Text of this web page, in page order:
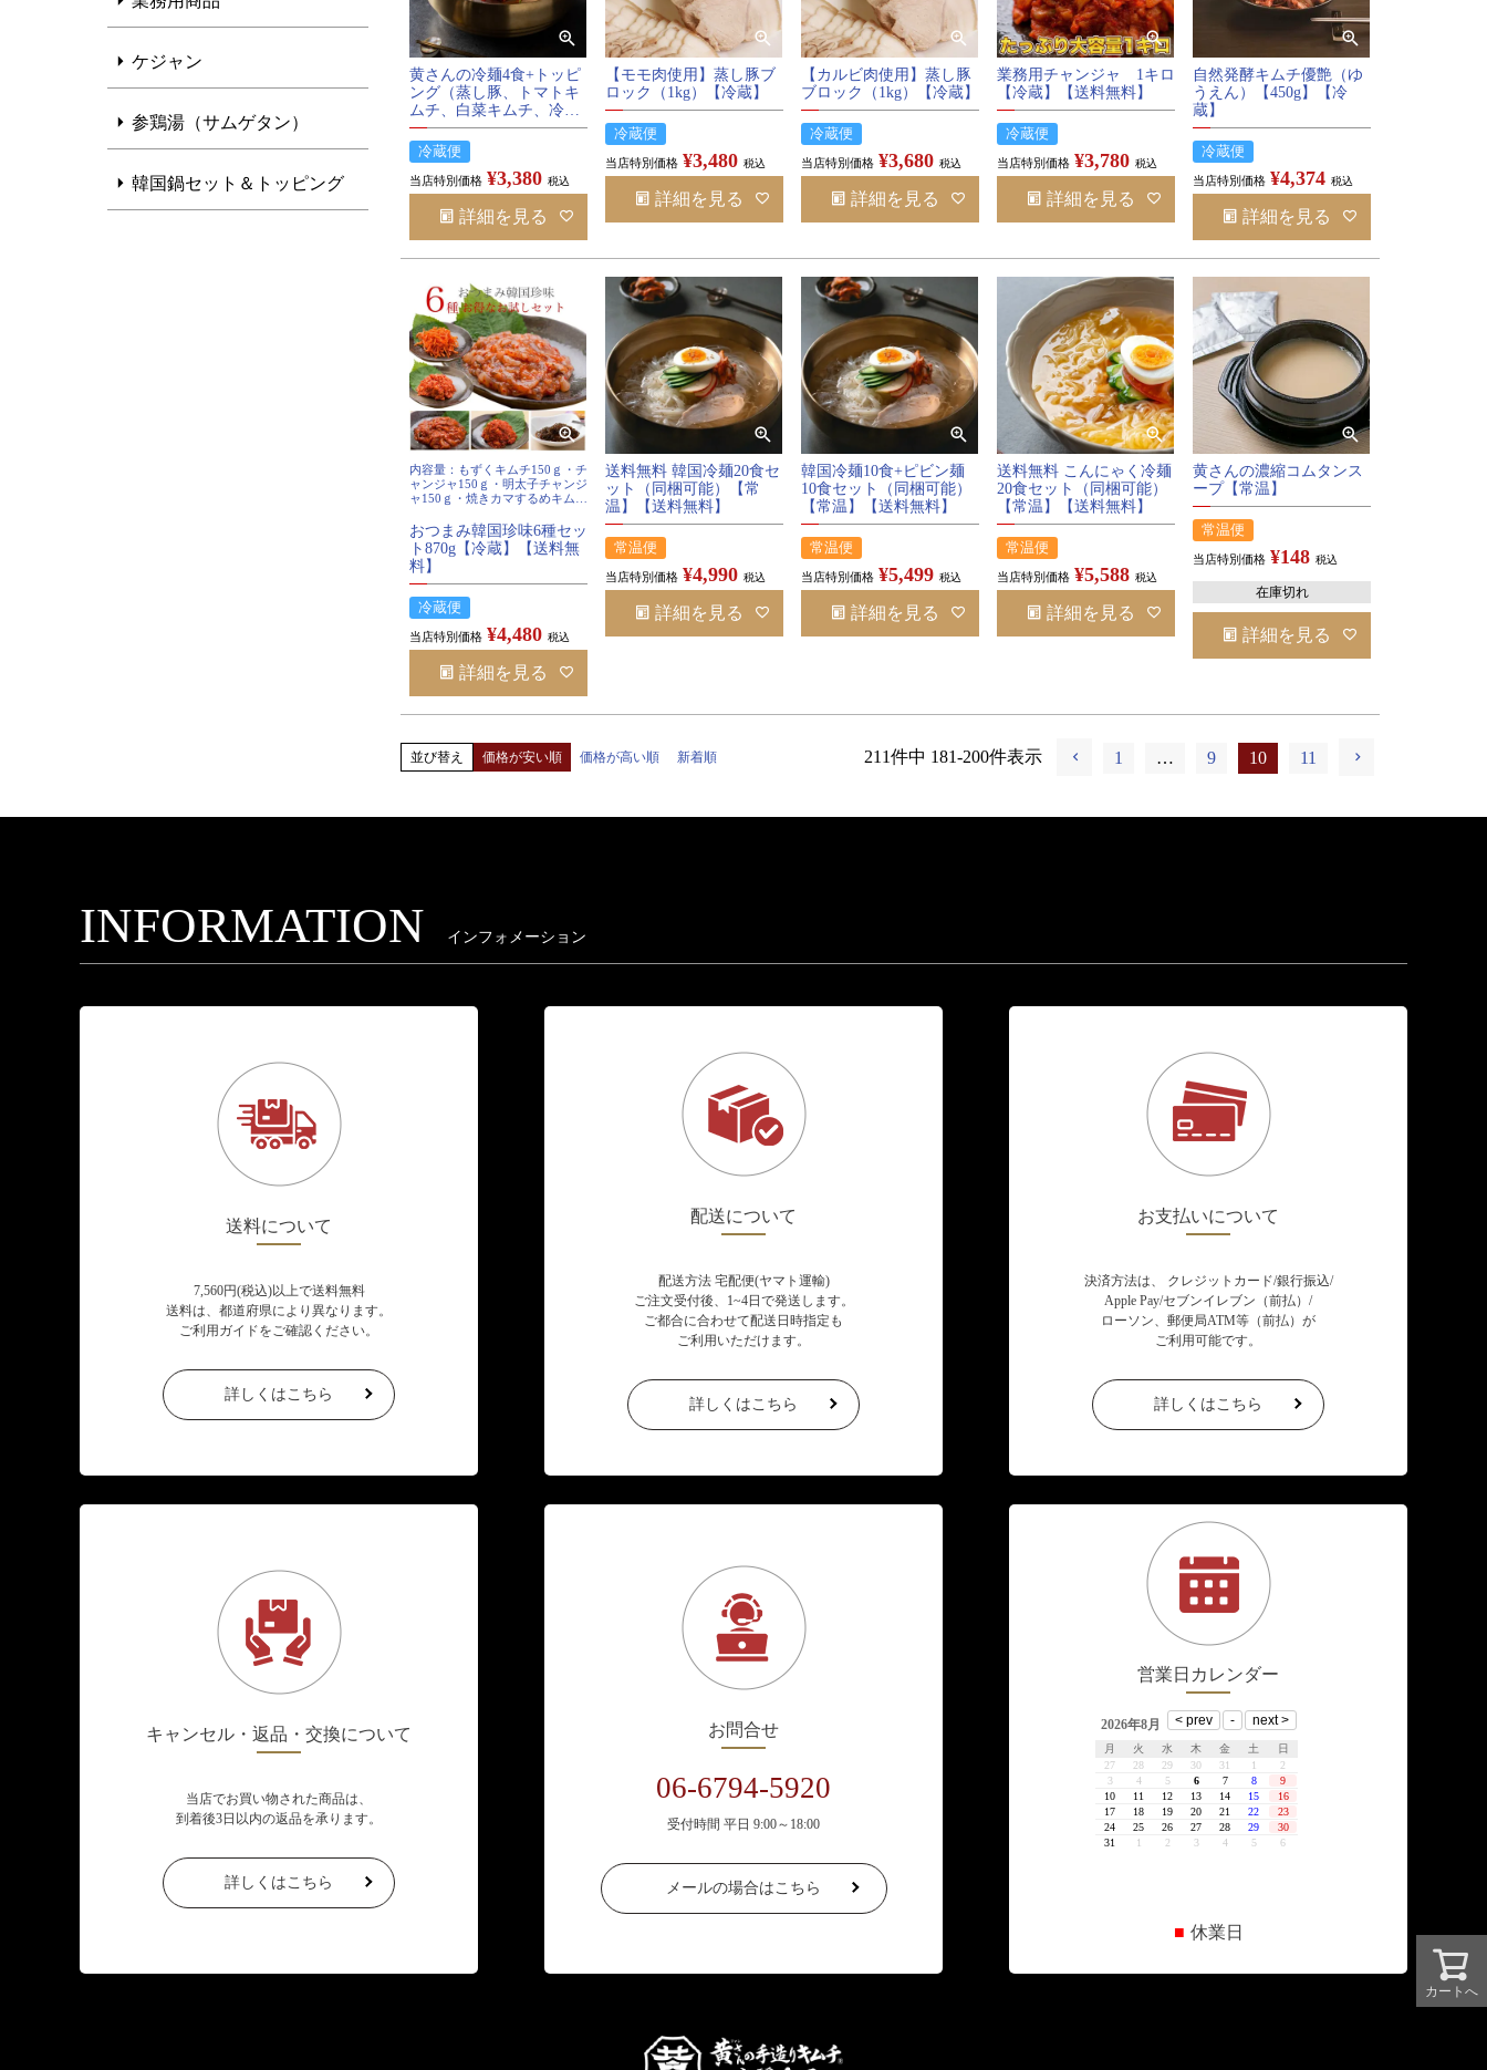
ケジャン
参鶏湯（サムゲタン）
韓国鍋セット＆トッピング
黄さんの冷麺4食+トッピ
ング（蒸し豚、トマトキ
ムチ、白菜キムチ、冷麺
専用キムチ）（同梱可
能）【冷蔵】【送料無
料】
冷蔵便
当店特別価格 ¥3,380 税込
詳細を見る
【モモ肉使用】蒸し豚ブ
ロック（1kg）【冷蔵】
冷蔵便
当店特別価格 ¥3,480 税込
詳細を見る
【カルビ肉使用】蒸し豚
ブロック（1kg）【冷蔵】
冷蔵便
当店特別価格 ¥3,680 税込
詳細を見る
業務用チャンジャ 1キロ
【冷蔵】【送料無料】
冷蔵便
当店特別価格 ¥3,780 税込
詳細を見る
自然発酵キムチ優艶（ゆ
うえん）【450g】【冷
蔵】
冷蔵便
当店特別価格 ¥4,374 税込
詳細を見る
内容量：もずくキムチ150ｇ・チ
ャンジャ150ｇ・明太子チャンジ
ャ150ｇ・焼きカマするめキムチ
辛子入りイカの塩辛150g
おつまみ韓国珍味6種セッ
ト870g【冷蔵】【送料無
料】
冷蔵便
当店特別価格 ¥4,480 税込
詳細を見る
送料無料 韓国冷麺20食セ
ット（同梱可能）【常
温】【送料無料】
常温便
当店特別価格 ¥4,990 税込
詳細を見る
韓国冷麺10食+ピビン麺
10食セット（同梱可能）
【常温】【送料無料】
常温便
当店特別価格 ¥5,499 税込
詳細を見る
送料無料 こんにゃく冷麺
20食セット（同梱可能）
【常温】【送料無料】
常温便
当店特別価格 ¥5,588 税込
詳細を見る
黄さんの濃縮コムタンス
ープ【常温】
常温便
当店特別価格 ¥148 税込
在庫切れ
詳細を見る
並び替え 価格が安い順 価格が高い順 新着順 211件中 181-200件表示 1 … 9 10 11
カートへ
INFORMATION インフォメーション
送料について
7,560円(税込)以上で送料無料
送料は、都道府県により異なります。
ご利用ガイドをご確認ください。
詳しくはこちら
配送について
配送方法 宅配便(ヤマト運輸)
ご注文受付後、1~4日で発送します。
ご都合に合わせて配送日時指定も
ご利用いただけます。
詳しくはこちら
お支払いについて
決済方法は、 クレジットカード/銀行振込/
Apple Pay/セブンイレブン（前払）/
ローソン、郵便局ATM等（前払）が
ご利用可能です。
詳しくはこちら
キャンセル・返品・交換について
当店でお買い物された商品は、
到着後3日以内の返品を承ります。
詳しくはこちら
お問合せ
06-6794-5920
受付時間 平日 9:00～18:00
メールの場合はこちら
営業日カレンダー
■ 休業日